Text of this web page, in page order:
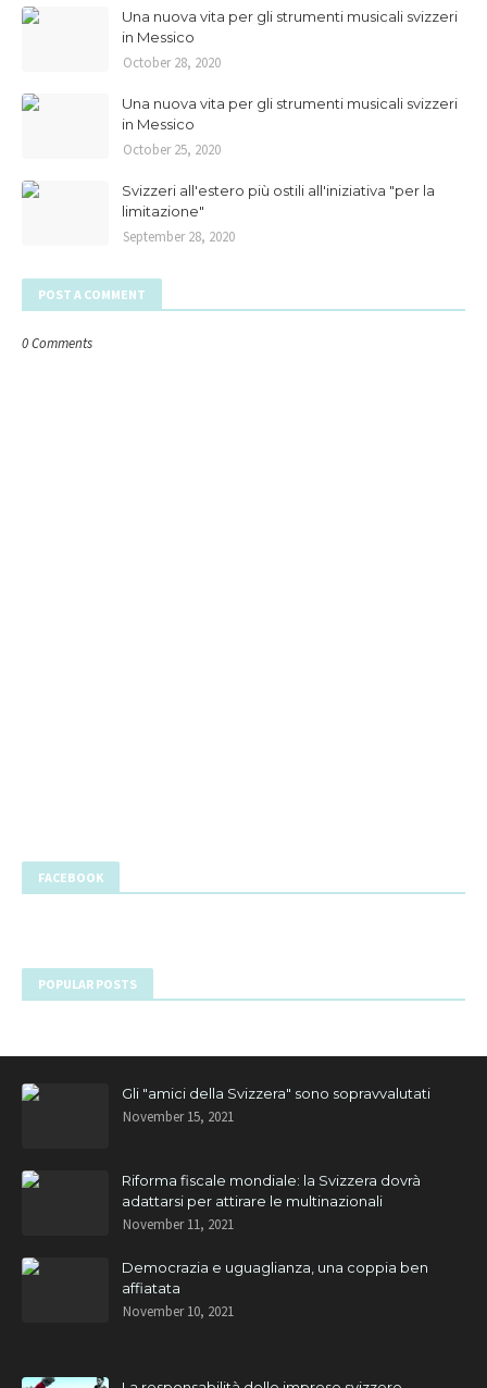
Una nuova vita per gli strumenti musicali svizzeri
in Messico
October 28, 2020
Una nuova vita per gli strumenti musicali svizzeri
in Messico
October 25, 2020
Svizzeri all'estero più ostili all'iniziativa "per la
limitazione"
September 28, 2020
POST A COMMENT
0 Comments
FACEBOOK
POPULAR POSTS
Gli "amici della Svizzera" sono sopravvalutati
November 15, 2021
Riforma fiscale mondiale: la Svizzera dovrà
adattarsi per attirare le multinazionali
November 11, 2021
Democrazia e uguaglianza, una coppia ben
affiatata
November 10, 2021